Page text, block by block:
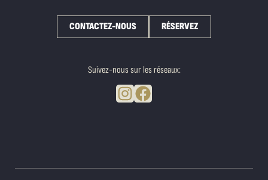
Suivez-nous sur les réseaux:
Instagram Facebook
CONTACTEZ-NOUS RÉSERVEZ